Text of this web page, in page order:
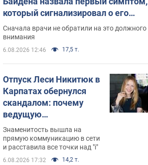
который сигнализировал о его
"агрессивном" раке
Сначала врачи не обратили на это должного
внимания
6.08.2026 12:46 17,5 т.
Отпуск Леси Никитюк в
Карпатах обернулся
скандалом: почему
ведущую
несправедливо
захейтили
Знаменитость вышла на
прямую коммуникацию в сети
и расставила все точки над "i"
6.08.2026 17:32 14,2 т.